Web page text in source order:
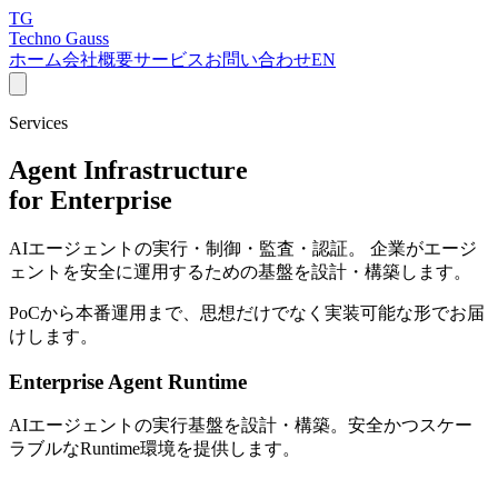
TG
Techno Gauss
ホーム会社概要サービスお問い合わせEN
Services
Agent Infrastructure
for Enterprise
AIエージェントの実行・制御・監査・認証。 企業がエージ
ェントを安全に運用するための基盤を設計・構築します。
PoCから本番運用まで、思想だけでなく実装可能な形でお届
けします。
Enterprise Agent Runtime
AIエージェントの実行基盤を設計・構築。安全かつスケー
ラブルなRuntime環境を提供します。